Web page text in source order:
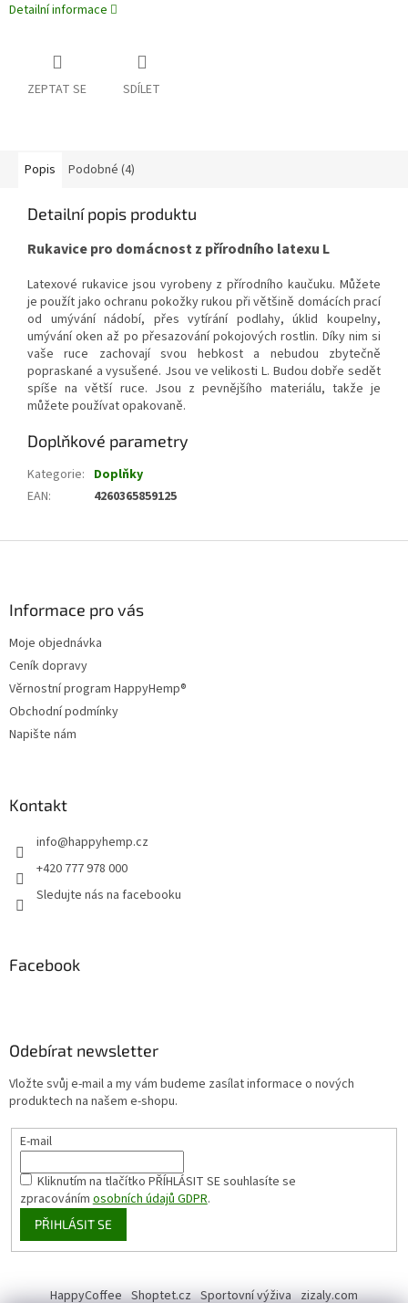
Detailní informace
ZEPTAT SE SDÍLET
Popis Podobné (4)
Detailní popis produktu
Rukavice pro domácnost z přírodního latexu L
Latexové rukavice jsou vyrobeny z přírodního kaučuku. Můžete
je použít jako ochranu pokožky rukou při většině domácích prací
od umývání nádobí, přes vytírání podlahy, úklid koupelny,
umývání oken až po přesazování pokojových rostlin. Díky nim si
vaše ruce zachovají svou hebkost a nebudou zbytečně
popraskané a vysušené. Jsou ve velikosti L. Budou dobře sedět
spíše na větší ruce. Jsou z pevnějšího materiálu, takže je
můžete používat opakovaně.
Doplňkové parametry
Kategorie: Doplňky
EAN: 4260365859125
Informace pro vás
Moje objednávka
Ceník dopravy
Věrnostní program HappyHemp®
Obchodní podmínky
Napište nám
Kontakt
info@happyhemp.cz
+420 777 978 000
Sledujte nás na facebooku
Facebook
Odebírat newsletter
Vložte svůj e-mail a my vám budeme zasílat informace o nových
produktech na našem e-shopu.
E-mail
Kliknutím na tlačítko PŘÍHLÁSIT SEsouhlasíte se
zpracovánímosobních údajů GDPR.
PŘIHLÁSIT SE
HappyCoffee Shoptet.cz Sportovní výživa zizaly.com